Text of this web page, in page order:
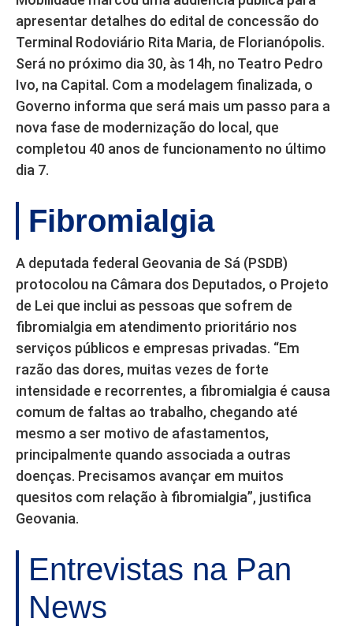
apresentar detalhes do edital de concessão do
Terminal Rodoviário Rita Maria, de Florianópolis.
Será no próximo dia 30, às 14h, no Teatro Pedro
Ivo, na Capital. Com a modelagem finalizada, o
Governo informa que será mais um passo para a
nova fase de modernização do local, que
completou 40 anos de funcionamento no último
dia 7.
Fibromialgia
A deputada federal Geovania de Sá (PSDB)
protocolou na Câmara dos Deputados, o Projeto
de Lei que inclui as pessoas que sofrem de
fibromialgia em atendimento prioritário nos
serviços públicos e empresas privadas. “Em
razão das dores, muitas vezes de forte
intensidade e recorrentes, a fibromialgia é causa
comum de faltas ao trabalho, chegando até
mesmo a ser motivo de afastamentos,
principalmente quando associada a outras
doenças. Precisamos avançar em muitos
quesitos com relação à fibromialgia”, justifica
Geovania.
Entrevistas na Pan
News